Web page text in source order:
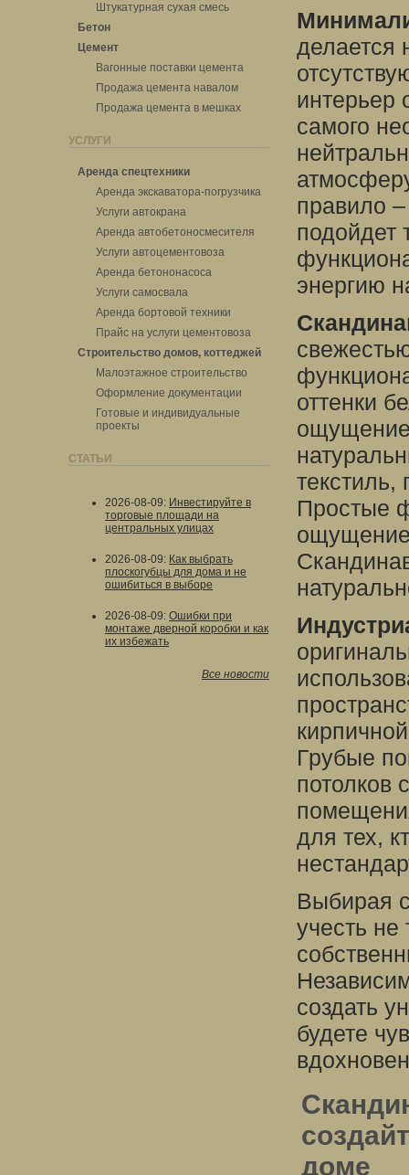
Штукатурная сухая смесь
Бетон
Цемент
Вагонные поставки цемента
Продажа цемента навалом
Продажа цемента в мешках
УСЛУГИ
Аренда спецтехники
Аренда экскаватора-погрузчика
Услуги автокрана
Аренда автобетоносмесителя
Услуги автоцементовоза
Аренда бетононасоса
Услуги самосвала
Аренда бортовой техники
Прайс на услуги цементовоза
Строительство домов, коттеджей
Малоэтажное строительство
Оформление документации
Готовые и индивидуальные
проекты
СТАТЬИ
2026-08-09: Инвестируйте в
торговые площади на
центральных улицах
2026-08-09: Как выбрать
плоскогубцы для дома и не
ошибиться в выборе
2026-08-09: Ошибки при
монтаже дверной коробки и как
их избежать
Все новости
делается
интерьер
самого
правило
подойдет
энергию
оттенки
ощущение
текстиль,
Простые
ощущение
Грубые
потолков
для тех,
Выбирая
учесть
создать
будете
доме